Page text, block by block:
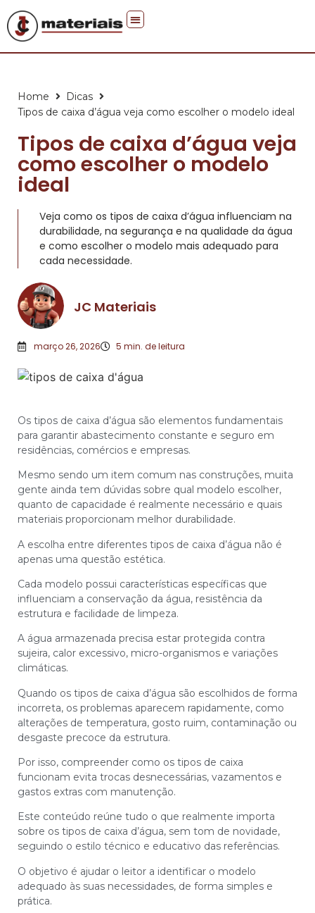
Home
Dicas
Tipos de caixa d’água veja como escolher o modelo ideal
Tipos de caixa d’água veja
como escolher o modelo
ideal
Veja como os tipos de caixa d’água influenciam na
durabilidade, na segurança e na qualidade da água
e como escolher o modelo mais adequado para
cada necessidade.
JC Materiais
março 26, 2026 5 min. de leitura
Os tipos de caixa d’água são elementos fundamentais
para garantir abastecimento constante e seguro em
residências, comércios e empresas.
Mesmo sendo um item comum nas construções, muita
gente ainda tem dúvidas sobre qual modelo escolher,
quanto de capacidade é realmente necessário e quais
materiais proporcionam melhor durabilidade.
A escolha entre diferentes tipos de caixa d’água não é
apenas uma questão estética.
Cada modelo possui características específicas que
influenciam a conservação da água, resistência da
estrutura e facilidade de limpeza.
A água armazenada precisa estar protegida contra
sujeira, calor excessivo, micro-organismos e variações
climáticas.
Quando os tipos de caixa d’água são escolhidos de forma
incorreta, os problemas aparecem rapidamente, como
alterações de temperatura, gosto ruim, contaminação ou
desgaste precoce da estrutura.
Por isso, compreender como os tipos de caixa
funcionam evita trocas desnecessárias, vazamentos e
gastos extras com manutenção.
Este conteúdo reúne tudo o que realmente importa
sobre os tipos de caixa d’água, sem tom de novidade,
seguindo o estilo técnico e educativo das referências.
O objetivo é ajudar o leitor a identificar o modelo
adequado às suas necessidades, de forma simples e
prática.